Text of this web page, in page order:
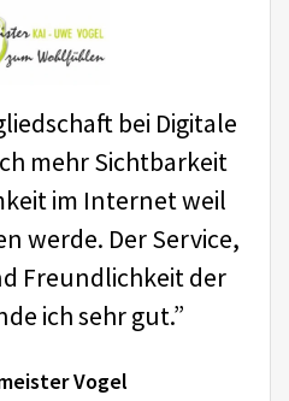
bei Digitale
mehr Sichtbarkeit
im Internet weil
werde. Der Service,
Freundlichkeit der
ich sehr gut.”
Vogel